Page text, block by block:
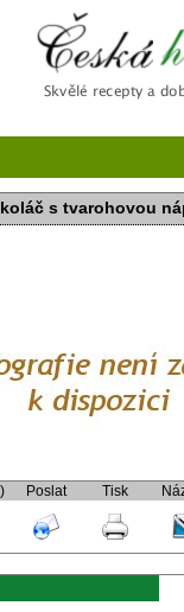
s tvarohovou
Poslat Tisk